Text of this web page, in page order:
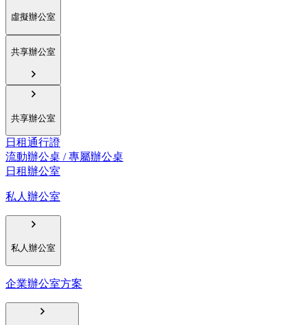
虛擬辦公室
共享辦公室
共享辦公室
日租通行證
流動辦公桌 / 專屬辦公桌
日租辦公室
私人辦公室
私人辦公室
企業辦公室方案